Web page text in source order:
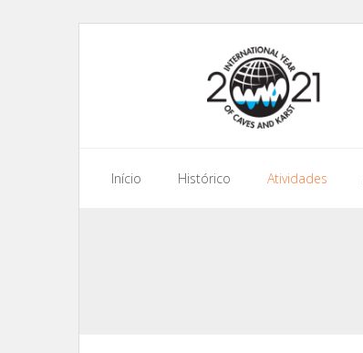
Início Histórico Atividades